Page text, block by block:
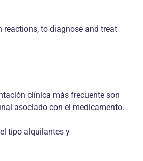
to diagnose and treat
clínica más frecuente son
asociado con el medicamento.
tipo alquilantes y